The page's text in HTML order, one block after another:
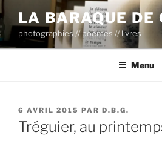
au
contenu
principal
LA BARAQUE DE
photographies // poèmes // livres
Menu
PUBLIÉ
LE
6 AVRIL 2015 PAR D.B.G.
Tréguier, au